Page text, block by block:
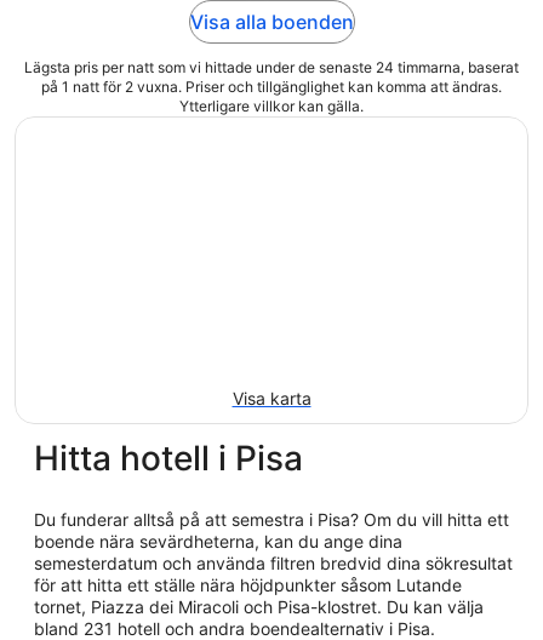
Visa alla boenden
Lägsta pris per natt som vi hittade under de senaste 24 timmarna, baserat
på 1 natt för 2 vuxna. Priser och tillgänglighet kan komma att ändras.
Ytterligare villkor kan gälla.
Visa karta
Hitta hotell i Pisa
Du funderar alltså på att semestra i Pisa? Om du vill hitta ett
boende nära sevärdheterna, kan du ange dina
semesterdatum och använda filtren bredvid dina sökresultat
för att hitta ett ställe nära höjdpunkter såsom Lutande
tornet, Piazza dei Miracoli och Pisa-klostret. Du kan välja
bland 231 hotell och andra boendealternativ i Pisa.